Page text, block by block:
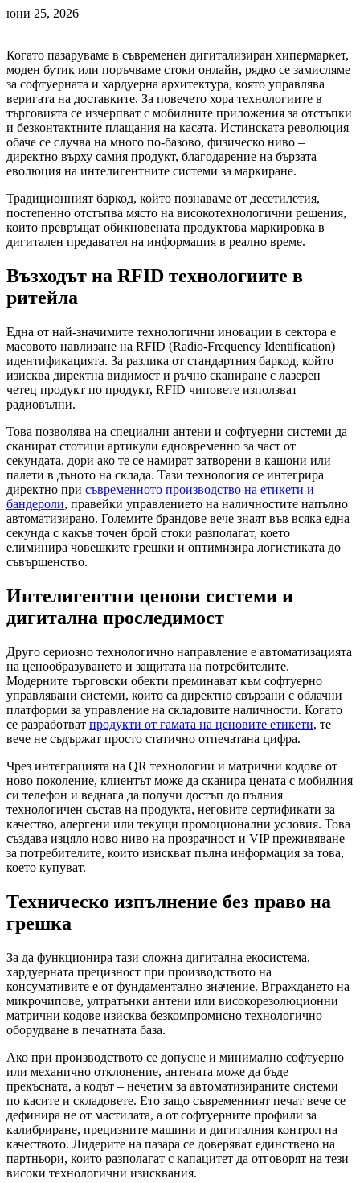
юни 25, 2026
Когато пазаруваме в съвременен дигитализиран хипермаркет,
моден бутик или поръчваме стоки онлайн, рядко се замисляме
за софтуерната и хардуерна архитектура, която управлява
веригата на доставките. За повечето хора технологиите в
търговията се изчерпват с мобилните приложения за отстъпки
и безконтактните плащания на касата. Истинската революция
обаче се случва на много по-базово, физическо ниво –
директно върху самия продукт, благодарение на бързата
еволюция на интелигентните системи за маркиране.
Традиционният баркод, който познаваме от десетилетия,
постепенно отстъпва място на високотехнологични решения,
които превръщат обикновената продуктова маркировка в
дигитален предавател на информация в реално време.
Възходът на RFID технологиите в
ритейла
Една от най-значимите технологични иновации в сектора е
масовото навлизане на RFID (Radio-Frequency Identification)
идентификацията. За разлика от стандартния баркод, който
изисква директна видимост и ръчно сканиране с лазерен
четец продукт по продукт, RFID чиповете използват
радиовълни.
Това позволява на специални антени и софтуерни системи да
сканират стотици артикули едновременно за част от
секундата, дори ако те се намират затворени в кашони или
палети в дъното на склада. Тази технология се интегрира
директно при съвременното производство на етикети и
бандероли, правейки управлението на наличностите напълно
автоматизирано. Големите брандове вече знаят във всяка една
секунда с какъв точен брой стоки разполагат, което
елиминира човешките грешки и оптимизира логистиката до
съвършенство.
Интелигентни ценови системи и
дигитална проследимост
Друго сериозно технологично направление е автоматизацията
на ценообразуването и защитата на потребителите.
Модерните търговски обекти преминават към софтуерно
управлявани системи, които са директно свързани с облачни
платформи за управление на складовите наличности. Когато
се разработват продукти от гамата на ценовите етикети, те
вече не съдържат просто статично отпечатана цифра.
Чрез интеграцията на QR технологии и матрични кодове от
ново поколение, клиентът може да сканира цената с мобилния
си телефон и веднага да получи достъп до пълния
технологичен състав на продукта, неговите сертификати за
качество, алергени или текущи промоционални условия. Това
създава изцяло ново ниво на прозрачност и VIP преживяване
за потребителите, които изискват пълна информация за това,
което купуват.
Техническо изпълнение без право на
грешка
За да функционира тази сложна дигитална екосистема,
хардуерната прецизност при производството на
консумативите е от фундаментално значение. Вграждането на
микрочипове, ултратънки антени или високорезолюционни
матрични кодове изисква безкомпромисно технологично
оборудване в печатната база.
Ако при производството се допусне и минимално софтуерно
или механично отклонение, антената може да бъде
прекъсната, а кодът – нечетим за автоматизираните системи
по касите и складовете. Ето защо съвременният печат вече се
дефинира не от мастилата, а от софтуерните профили за
калибриране, прецизните машини и дигиталния контрол на
качеството. Лидерите на пазара се доверяват единствено на
партньори, които разполагат с капацитет да отговорят на тези
високи технологични изисквания.